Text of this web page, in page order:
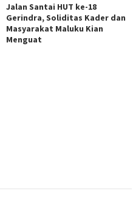
Jalan Santai HUT ke-18
Gerindra, Soliditas Kader dan
Masyarakat Maluku Kian
Menguat